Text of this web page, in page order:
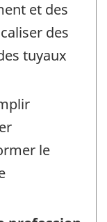
et des
des
tuyaux
le